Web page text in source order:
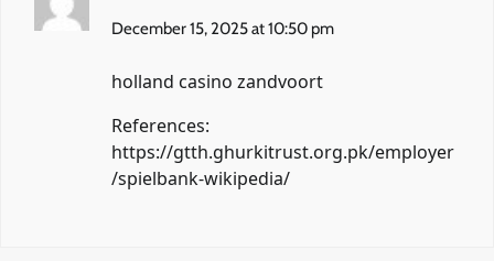
December 15, 2025 at 10:50 pm
holland casino zandvoort
References:
https://gtth.ghurkitrust.org.pk/employer
/spielbank-wikipedia/